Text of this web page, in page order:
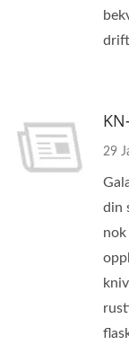
29
din